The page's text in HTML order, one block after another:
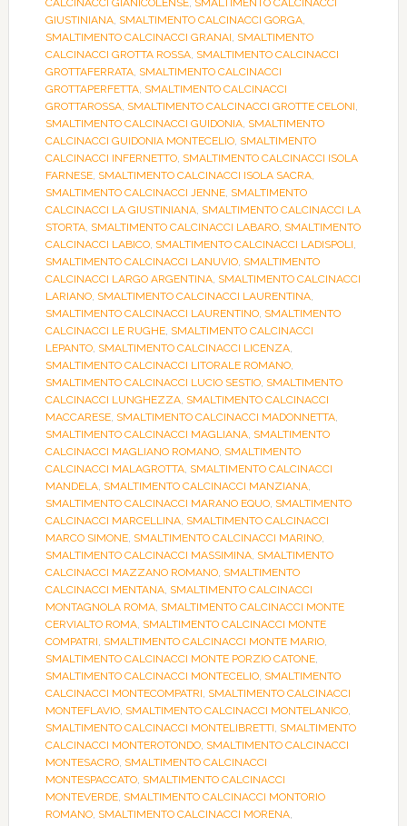
CALCINACCI GIANICOLENSE, SMALTIMENTO CALCINACCI
GIUSTINIANA, SMALTIMENTO CALCINACCI GORGA,
SMALTIMENTO CALCINACCI GRANAI, SMALTIMENTO
CALCINACCI GROTTA ROSSA, SMALTIMENTO CALCINACCI
GROTTAFERRATA, SMALTIMENTO CALCINACCI
GROTTAPERFETTA, SMALTIMENTO CALCINACCI
GROTTAROSSA, SMALTIMENTO CALCINACCI GROTTE CELONI,
SMALTIMENTO CALCINACCI GUIDONIA, SMALTIMENTO
CALCINACCI GUIDONIA MONTECELIO, SMALTIMENTO
CALCINACCI INFERNETTO, SMALTIMENTO CALCINACCI ISOLA
FARNESE, SMALTIMENTO CALCINACCI ISOLA SACRA,
SMALTIMENTO CALCINACCI JENNE, SMALTIMENTO
CALCINACCI LA GIUSTINIANA, SMALTIMENTO CALCINACCI LA
STORTA, SMALTIMENTO CALCINACCI LABARO, SMALTIMENTO
CALCINACCI LABICO, SMALTIMENTO CALCINACCI LADISPOLI,
SMALTIMENTO CALCINACCI LANUVIO, SMALTIMENTO
CALCINACCI LARGO ARGENTINA, SMALTIMENTO CALCINACCI
LARIANO, SMALTIMENTO CALCINACCI LAURENTINA,
SMALTIMENTO CALCINACCI LAURENTINO, SMALTIMENTO
CALCINACCI LE RUGHE, SMALTIMENTO CALCINACCI
LEPANTO, SMALTIMENTO CALCINACCI LICENZA,
SMALTIMENTO CALCINACCI LITORALE ROMANO,
SMALTIMENTO CALCINACCI LUCIO SESTIO, SMALTIMENTO
CALCINACCI LUNGHEZZA, SMALTIMENTO CALCINACCI
MACCARESE, SMALTIMENTO CALCINACCI MADONNETTA,
SMALTIMENTO CALCINACCI MAGLIANA, SMALTIMENTO
CALCINACCI MAGLIANO ROMANO, SMALTIMENTO
CALCINACCI MALAGROTTA, SMALTIMENTO CALCINACCI
MANDELA, SMALTIMENTO CALCINACCI MANZIANA,
SMALTIMENTO CALCINACCI MARANO EQUO, SMALTIMENTO
CALCINACCI MARCELLINA, SMALTIMENTO CALCINACCI
MARCO SIMONE, SMALTIMENTO CALCINACCI MARINO,
SMALTIMENTO CALCINACCI MASSIMINA, SMALTIMENTO
CALCINACCI MAZZANO ROMANO, SMALTIMENTO
CALCINACCI MENTANA, SMALTIMENTO CALCINACCI
MONTAGNOLA ROMA, SMALTIMENTO CALCINACCI MONTE
CERVIALTO ROMA, SMALTIMENTO CALCINACCI MONTE
COMPATRI, SMALTIMENTO CALCINACCI MONTE MARIO,
SMALTIMENTO CALCINACCI MONTE PORZIO CATONE,
SMALTIMENTO CALCINACCI MONTECELIO, SMALTIMENTO
CALCINACCI MONTECOMPATRI, SMALTIMENTO CALCINACCI
MONTEFLAVIO, SMALTIMENTO CALCINACCI MONTELANICO,
SMALTIMENTO CALCINACCI MONTELIBRETTI, SMALTIMENTO
CALCINACCI MONTEROTONDO, SMALTIMENTO CALCINACCI
MONTESACRO, SMALTIMENTO CALCINACCI
MONTESPACCATO, SMALTIMENTO CALCINACCI
MONTEVERDE, SMALTIMENTO CALCINACCI MONTORIO
ROMANO, SMALTIMENTO CALCINACCI MORENA,